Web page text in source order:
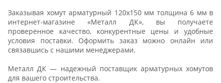
Заказывая хомут арматурный 120х150 мм толщина 6 мм в
интернет-магазине «Металл ДК», вы получаете
проверенное качество, конкурентные цены и удобные
условия поставки. Оформить заказ можно онлайн или
связавшись с нашими менеджерами.
Металл ДК — надежный поставщик арматурных хомутов
для вашего строительства.